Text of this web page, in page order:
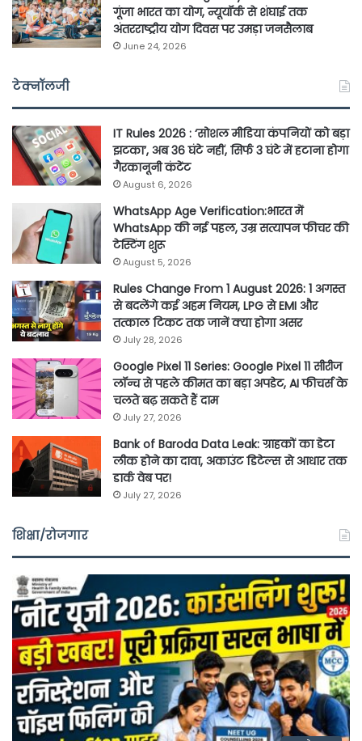
गूंजा भारत का योग, न्यूयॉर्क से शंघाई तक
अंतरराष्ट्रीय योग दिवस पर उमड़ा जनसैलाब
June 24, 2026
टेक्नॉलजी
IT Rules 2026 : ‘सोशल मीडिया कंपनियों को बड़ा
झटका’, अब 36 घंटे नहीं, सिर्फ 3 घंटे में हटाना होगा
गैरकानूनी कंटेंट
August 6, 2026
WhatsApp Age Verification:भारत में
WhatsApp की नई पहल, उम्र सत्यापन फीचर की
टेस्टिंग शुरू
August 5, 2026
Rules Change From 1 August 2026: 1 अगस्त
से बदलेंगे कई अहम नियम, LPG से EMI और
तत्काल टिकट तक जानें क्या होगा असर
July 28, 2026
Google Pixel 11 Series: Google Pixel 11 सीरीज
लॉन्च से पहले कीमत का बड़ा अपडेट, AI फीचर्स के
चलते बढ़ सकते हैं दाम
July 27, 2026
Bank of Baroda Data Leak: ग्राहकों का डेटा
लीक होने का दावा, अकाउंट डिटेल्स से आधार तक
डार्क वेब पर!
July 27, 2026
शिक्षा/रोजगार